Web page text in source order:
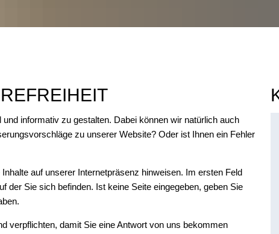
informativ zu gestalten. Dabei können wir natürlich auch
zu unserer Website? Oder ist Ihnen ein Fehler
auf unserer Internetpräsenz hinweisen. Im ersten Feld
der Sie sich befinden. Ist keine Seite eingegeben, geben Sie
verpflichten, damit Sie eine Antwort von uns bekommen